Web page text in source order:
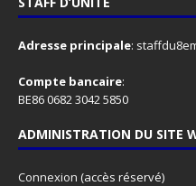
Adresse principale:
Compte bancaire:
BE86 0682 3042 5850
ADMINISTRATION DU SITE
Connexion (accès réservé)